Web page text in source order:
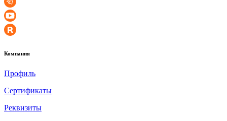
Компания
Профиль
Сертификаты
Реквизиты